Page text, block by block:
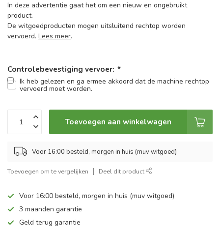
In deze advertentie gaat het om een nieuw en ongebruikt
product.
De witgoedproducten mogen uitsluitend rechtop worden
vervoerd. Lees meer.
Controlebevestiging vervoer: *
Ik heb gelezen en ga ermee akkoord dat de machine rechtop
vervoerd moet worden.
Toevoegen aan winkelwagen
Voor 16:00 besteld, morgen in huis (muv witgoed)
Toevoegen om te vergelijken Deel dit product
Voor 16:00 besteld, morgen in huis (muv witgoed)
3 maanden garantie
Geld terug garantie